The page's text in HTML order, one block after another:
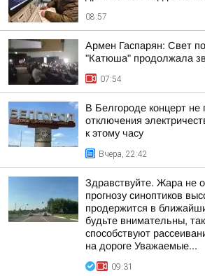
08:57
Армен Гаспарян: Свет
"Катюша" продолжала
07:54
В Белгороде концерт не
отключения
к этому часу
Вчера, 22:42
Здравствуйте. Жара не
прогнозу синоптиков
продержится в
будьте внимательны,
способствуют
на дороге Уважаемые...
09:31